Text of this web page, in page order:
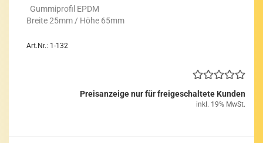
Gum­mi­pro­fil EPDM
Brei­te 25mm / Höhe 65mm
Art.Nr.: 1-132
Preisanzeige nur für freigeschaltete Kunden
inkl. 19% MwSt.